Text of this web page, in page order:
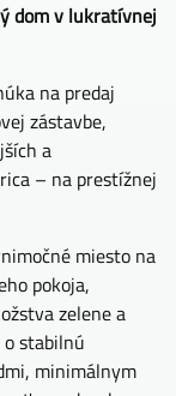
dom v lukratívnej
na predaj
zástavbe,
a
– na prestížnej
miesto na
pokoja,
zelene a
stabilnú
minimálnym